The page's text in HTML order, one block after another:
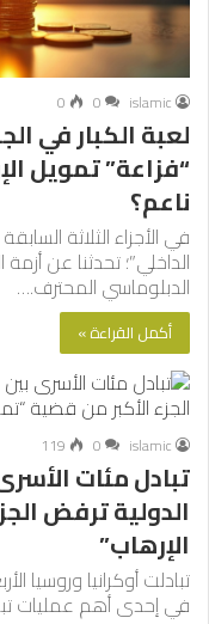
islamic
0
0
لعبة الكبار في
“فزاعة” تمويل
ناعم؟
في الأجزاء الثلاثة
الداخلي”؛ تحدثنا عن
الدبلوماسي المحترف.…
أكمل القراءة »
islamic
0
119
تبادل مئات
الدولية ترفض
الإرهاب”
في إحدى أهم عمليات